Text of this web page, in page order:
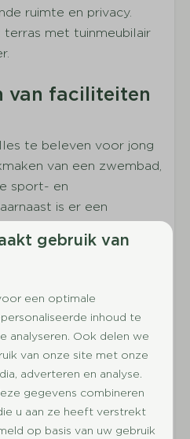
4
2
fiets
ruimte en privacy.
met tuinmeubilair
van faciliteiten
te beleven voor jong
van een zwembad,
sport- en
is er een
verblijf extra comfortabel
omgeving
in Nationaal Park
voor gezinnen en
willen opzoeken.
het bos in en starten
gebruik van
een optimale
inhoud te
analyseren. Ook delen we
van onze site met onze
adverteren en analyse.
gegevens combineren
u aan ze heeft verstrekt
op basis van uw gebruik